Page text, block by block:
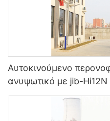
Αυτοκινούμενο
ανυψωτικό με jib-Hi12N